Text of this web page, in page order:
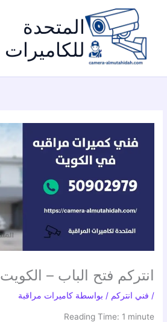
المتحدة
للكاميرات
انتركم فتح الباب – الكويت
/ فني انتركم / بواسطة كاميرات مراقبة
Reading Time: 1 minute